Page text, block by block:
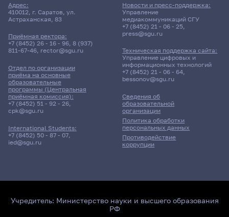
Адрес:
410012, г. Саратов, ул.
Астраханская, 83
Приёмная ректора:
+7 (8452) 26 - 16 - 96, 8 (937)
811-67-46, rector@sgu.ru
Отдел по организации
приёма на основные
образовательные
программы (Центральная
приёмная комиссия):
+7 (8452) 51 - 92 - 26,
cpk@sgu.ru
International Students:
+7 (8452) 50 - 87 - 07,
ied@sgu.ru
Сведения об
образовательной
организации
Политика обработки
персональных данных
Противодействие
коррупции
Новости и пресс-поддержка:
Управление
медиакоммуникаций СГУ
+7 (8452) 21 - 06 - 25,
press@sgu.ru
Техническая поддержка сайта:
Управление цифровых и
информационных технологий
+7 (8452) 21 - 06 - 64,
bessonov@sgu.ru
Учредитель: Министерство науки и высшего образования
РФ